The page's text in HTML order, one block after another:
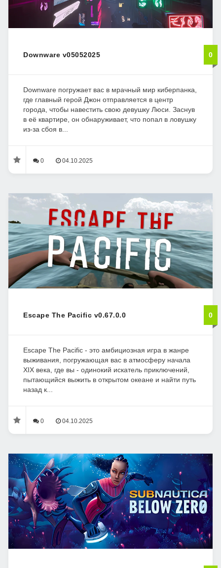
Downware v05052025 0
Downware погружает вас в мрачный мир киберпанка,
где главный герой Джон отправляется в центр
города, чтобы навестить свою девушку Люси. Заснув
в её квартире, он обнаруживает, что попал в ловушку
из-за сбоя в...
0 04.10.2025
Escape The Pacific v0.67.0.0 0
Escape The Pacific - это амбициозная игра в жанре
выживания, погружающая вас в атмосферу начала
XIX века, где вы - одинокий искатель приключений,
пытающийся выжить в открытом океане и найти путь
назад к...
0 04.10.2025